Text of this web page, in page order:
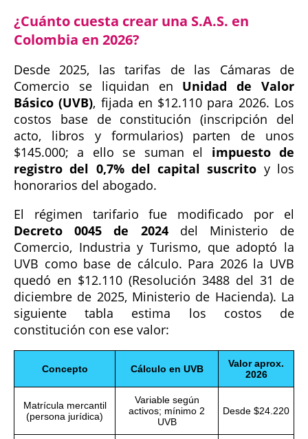
¿Cuánto cuesta crear una S.A.S. en
Colombia en 2026?
Desde 2025, las tarifas de las Cámaras de
Comercio se liquidan en Unidad de Valor
Básico (UVB), fijada en $12.110 para 2026. Los
costos base de constitución (inscripción del
acto, libros y formularios) parten de unos
$145.000; a ello se suman el impuesto de
registro del 0,7% del capital suscrito y los
honorarios del abogado.
El régimen tarifario fue modificado por el
Decreto 0045 de 2024del Ministerio de
Comercio, Industria y Turismo, que adoptó la
UVB como base de cálculo. Para 2026 la UVB
quedó en $12.110 (Resolución 3488 del 31 de
diciembre de 2025, Ministerio de Hacienda). La
siguiente tabla estima los costos de
constitución con ese valor:
Concepto Cálculo en UVB
Valor aprox.
2026
Matrícula mercantil
(persona jurídica)
Variable según
activos; mínimo 2
UVB
Desde $24.220